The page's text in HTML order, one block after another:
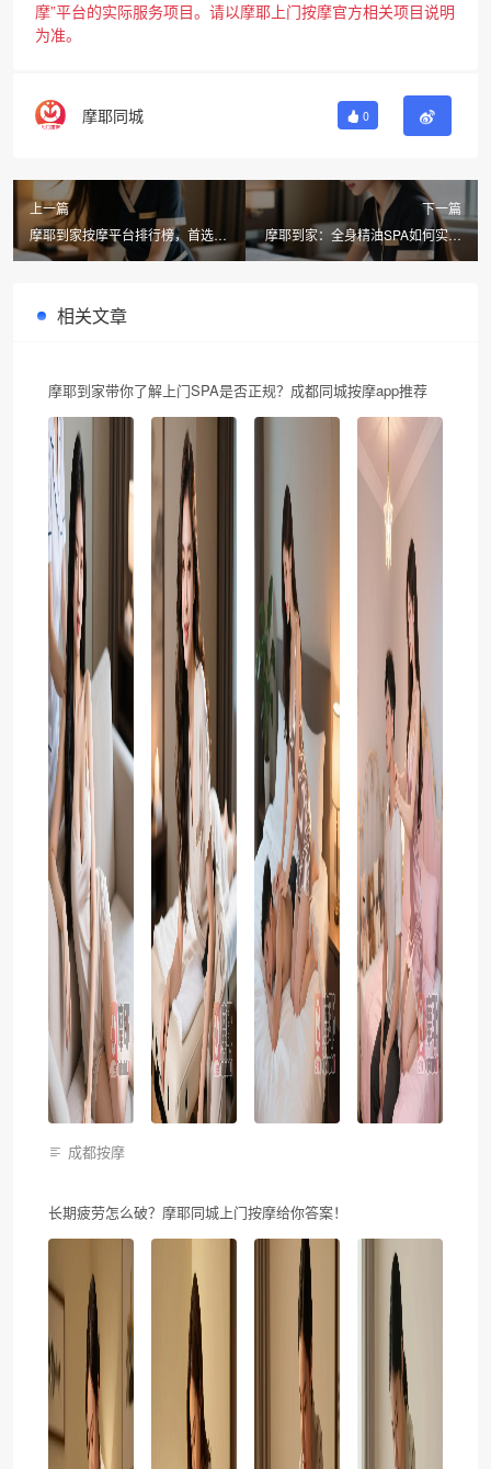
摩”平台的实际服务项目。请以摩耶上门按摩官方相关项目说明
为准。
摩耶同城 0
上一篇
摩耶到家按摩平台排行榜，首选摩
耶到家服务更贴心
下一篇
摩耶到家：全身精油SPA如何实现
深度放松，同城上门按摩新体验
相关文章
摩耶到家带你了解上门SPA是否正规？成都同城按摩app推荐
成都按摩
长期疲劳怎么破？摩耶同城上门按摩给你答案！